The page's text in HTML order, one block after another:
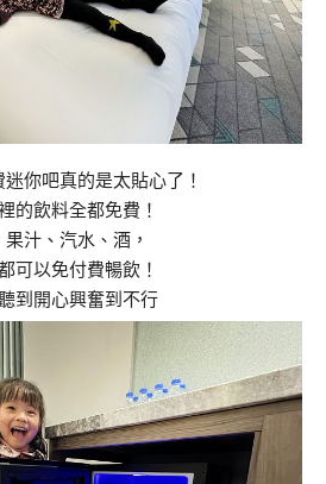
你吧真的是太貼心了！
的飲料全都免費！
果汁、汽水、酒，
可以免付費暢飲！
到開心興奮到不行